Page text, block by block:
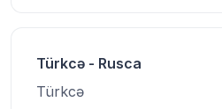
Türkcə - Rusca
Türkcə